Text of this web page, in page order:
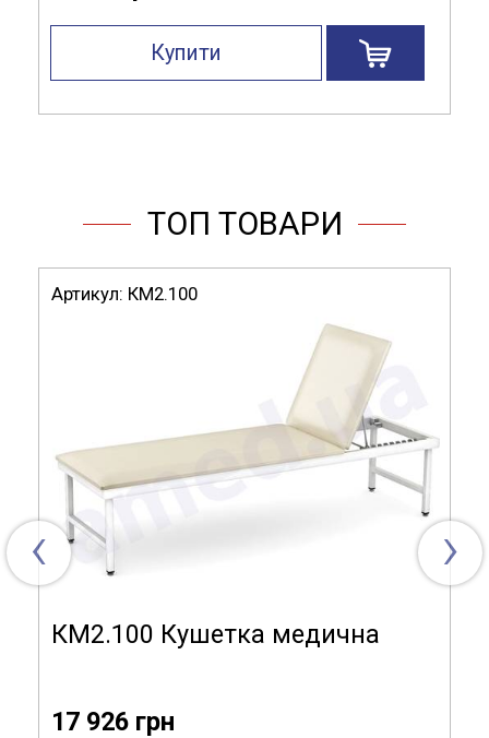
Купити
ТОП ТОВАРИ
‹
Артикул: КМ2.100
КМ2.100 Кушетка медична
17 926 грн
›